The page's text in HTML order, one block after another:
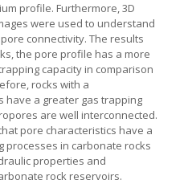
profile. Furthermore, 3D
were used to understand
connectivity. The results
the pore profile has a more
capacity in comparison
rocks with a
have a greater gas trapping
are well interconnected.
pore characteristics have a
processes in carbonate rocks
properties and
rock reservoirs.